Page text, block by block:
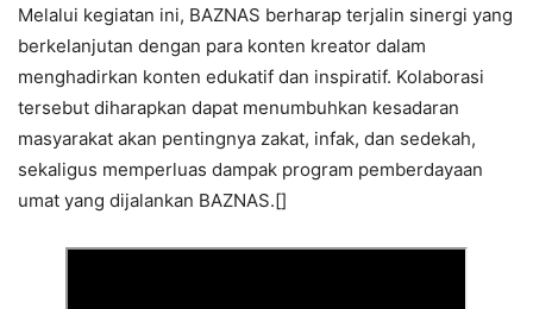
Melalui kegiatan ini, BAZNAS berharap terjalin sinergi yang
berkelanjutan dengan para konten kreator dalam
menghadirkan konten edukatif dan inspiratif. Kolaborasi
tersebut diharapkan dapat menumbuhkan kesadaran
masyarakat akan pentingnya zakat, infak, dan sedekah,
sekaligus memperluas dampak program pemberdayaan
umat yang dijalankan BAZNAS.[]